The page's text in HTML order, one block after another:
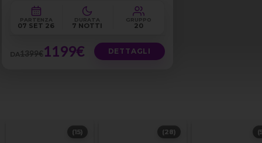
PARTENZA
07 SET 26
DURATA
7 NOTTI
GRUPPO
20
DA1399€1199€ DETTAGLI
(15) (28)